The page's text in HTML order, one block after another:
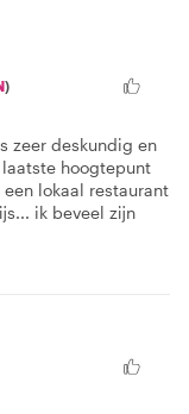
)
zeer deskundig en
hoogtepunt
lokaal restaurant
ik beveel zijn